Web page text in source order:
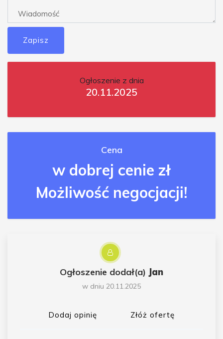
Zapisz
Ogłoszenie z dnia
20.11.2025
Cena
w dobrej cenie zł
Możliwość negocjacji!
Ogłoszenie dodał(a) Jan
w dniu 20.11.2025
Dodaj opinię Złóż ofertę